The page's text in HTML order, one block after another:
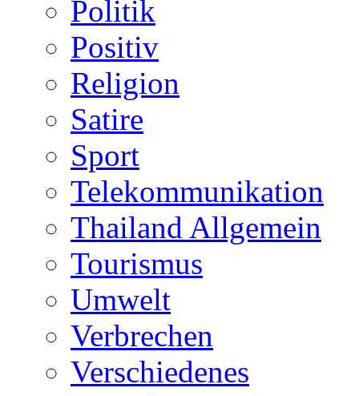
Politik
Positiv
Religion
Satire
Sport
Telekommunikation
Thailand Allgemein
Tourismus
Umwelt
Verbrechen
Verschiedenes